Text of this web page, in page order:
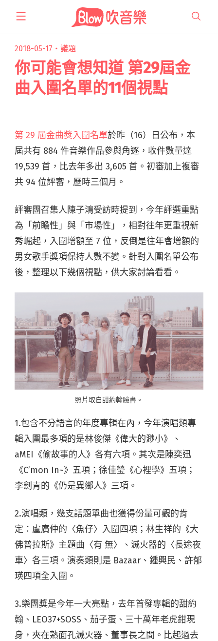
2018-05-17・ 議題
你可能會想知道 第29屆金
曲入圍名單的11個視點
第 29 屆金曲獎入圍名單於昨（16）日公布，本
屆共有 884 件音樂作品參與角逐，收件數量達
19,539 首，比去年多出 3,605 首。初審加上複審
共 94 位評審，歷時三個月。
評審團召集人陳子鴻受訪時提到，今年評選重點
為「前瞻性」與「市場性」，相對往年更重視新
秀崛起，入圍增額至 7 位，反倒是往年會增額的
男女歌手獎項保持人數不變。針對入圍名單公布
後，整理以下幾個視點，供大家討論看看。
照片取自甜約翰臉書。
1.包含不分語言的年度專輯在內，今年演唱類專
輯入圍最多項的是林俊傑《偉大的渺小》、
aMEI《偷故事的人》各有六項。其次是陳奕迅
《C’mon In~》五項；徐佳瑩《心裡學》五項；
李劍青的《仍是異鄉人》三項。
2.演唱類，幾支話題單曲也獲得份量可觀的肯
定：盧廣仲的〈魚仔〉入圍四項；林生祥的《大
佛普拉斯》主題曲〈有 無〉、滅火器的〈長途夜
車〉各三項。演奏類則是 Bazaar、鍾興民、許郁
瑛四項全入圍。
3.樂團獎是今年一大亮點，去年首發專輯的甜約
翰、LEO37+SOSS、茄子蛋、三十萬年老虎鉗現
身，夾在熟面孔滅火器、董事長之間。比起過去